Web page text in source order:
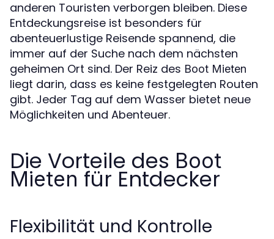
anderen Touristen verborgen bleiben. Diese
Entdeckungsreise ist besonders für
abenteuerlustige Reisende spannend, die
immer auf der Suche nach dem nächsten
geheimen Ort sind. Der Reiz des Boot Mieten
liegt darin, dass es keine festgelegten Routen
gibt. Jeder Tag auf dem Wasser bietet neue
Möglichkeiten und Abenteuer.
Die Vorteile des Boot
Mieten für Entdecker
Flexibilität und Kontrolle